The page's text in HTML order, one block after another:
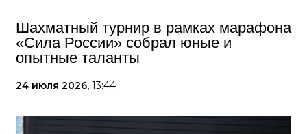
Шахматный турнир в рамках марафона
«Сила России» собрал юные и
опытные таланты
24 июля 2026, 13:44